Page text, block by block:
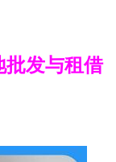
批发与租借